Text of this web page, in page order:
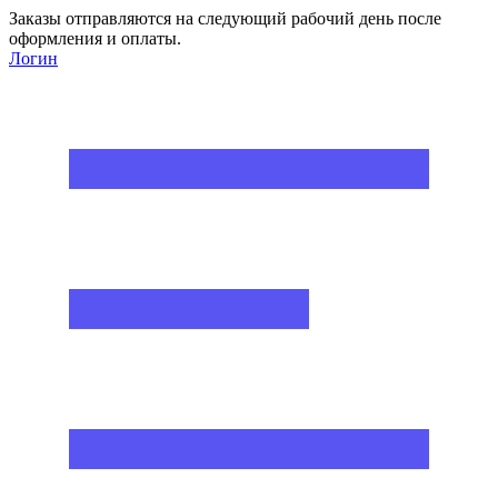
Заказы отправляются на следующий рабочий день после
оформления и оплаты.
Логин